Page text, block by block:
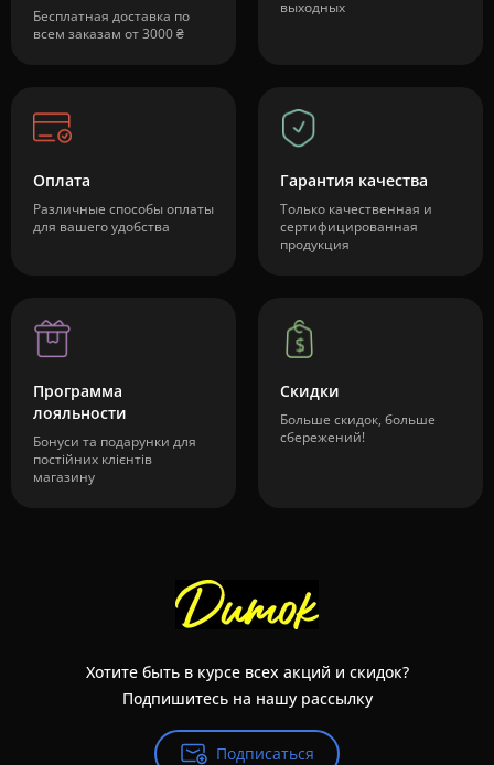
Бесплатная доставка по
всем заказам от 3000 ₴
выходных
Оплата
Различные способы оплаты
для вашего удобства
Гарантия качества
Только качественная и
сертифицированная
продукция
Программа
лояльности
Бонуси та подарунки для
постійних клієнтів
магазину
Скидки
Больше скидок, больше
сбережений!
Хотите быть в курсе всех акций и скидок?
Подпишитесь на нашу рассылку
Подписаться